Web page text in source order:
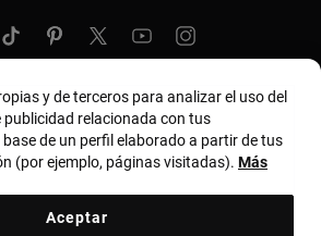
United States Of America / US
Dollar
y de terceros para analizar el uso del
relacionada con tus
de un perfil elaborado a partir de tus
(por ejemplo, páginas visitadas). Más
Aceptar